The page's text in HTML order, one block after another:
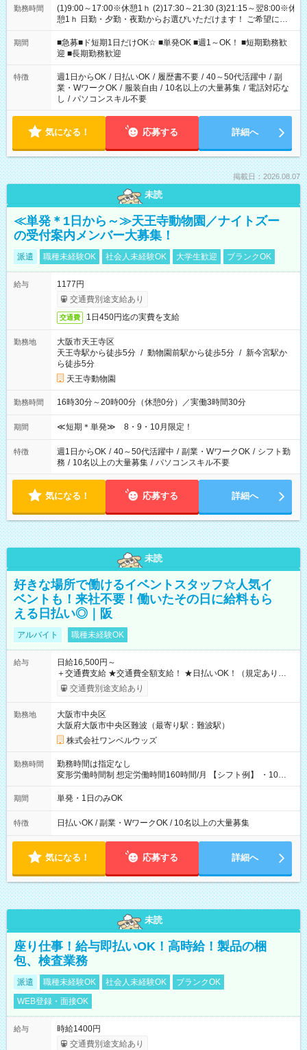
勤務時間
(1)9:00～17:00※休憩1ｈ (2)17:30～21:30 (3)21:15～翌8:00※休
憩1ｈ 日勤・夕勤・夜勤からお選びいただけます！ ご希望に合
わせて働けるお仕事です(*^^*) 【その他選べる勤務時間】 8-17
時/9-17時/9-18時/10-18時/11-21時/18-22時/20-翌4時/21-翌5
時/22-翌6時/0-翌8時 ご自身のご都合で選んで頂ける完全自由シ
フト！
期間
■急募■ド短期1日だけOK☆ ■単発OK ■週1～OK！ ■短期勤務歓
迎 ■長期勤務歓迎
特徴 週1日からOK / 日払いOK / 履歴書不要 / 40～50代活躍中 / 副
業・WワークOK / 服装自由 / 10名以上の大量募集 / 電話対応な
し / パソコンスキル不要
気になる！ 応募する 詳細へ
掲載日：2026.08.07
未読
≪単発＊1日から～≫天王寺動物園／ナイトズー
の受付案内メンバー大募集！
派遣 職種未経験OK 社会人未経験OK 大学生歓迎 ブランクOK
給与
1177円
交通費別途支給あり
交通費 1日450円迄の実費を支給
勤務地
大阪市天王寺区
天王寺駅から徒歩5分 / 動物園前駅から徒歩5分 / 新今宮駅か
ら徒歩5分
天王寺動物園
勤務時間 16時30分～20時00分（休憩0分）／実働3時間30分
期間 ≪短期＊単発≫ 8・9・10月限定！
特徴 週1日からOK / 40～50代活躍中 / 副業・WワークOK / シフト勤
務 / 10名以上の大量募集 / パソコンスキル不要
気になる！ 応募する 詳細へ
未読
好きな場所で働けるイベントスタッフ☆人気イ
ベントも！来社不要！働いたその日に給料もら
える日払い◎｜阪
アルバイト 職種未経験OK
給与
日給16,500円～
＋交通費支給 ★交通費全額支給！ ★日払いOK！（規定あり） ┗
働いたその日に現金GET♪ お仕事後はコンビニATMから 日払
交通費別途支給あり
勤務地
大阪市中央区
大阪府大阪市中央区難波（最寄り駅：難波駅）
株式会社ワンベルウッズ
勤務時間
勤務時間は指定なし
変形労働時間制 想定労働時間160時間/月 【シフト例】 ・10：
00～20：00
期間 単発・1日のみOK
特徴 日払いOK / 副業・WワークOK / 10名以上の大量募集
気になる！ 応募する 詳細へ
未読
座り仕事！給与即払いOK！高時給！製品の梱
包、検査業務
派遣 職種未経験OK 社会人未経験OK
ブランクOK
WEB登録・面接OK
給与
時給1400円
交通費別途支給あり